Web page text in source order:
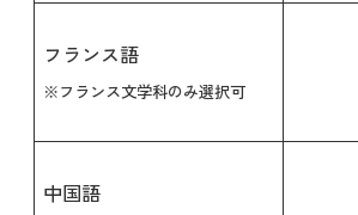
フランス語
※フランス文学科のみ選択可
中国語